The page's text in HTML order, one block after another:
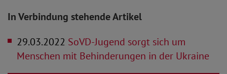
In Verbindung stehende Artikel
29.03.2022 SoVD-Jugend sorgt sich um
Menschen mit Behinderungen in der Ukraine